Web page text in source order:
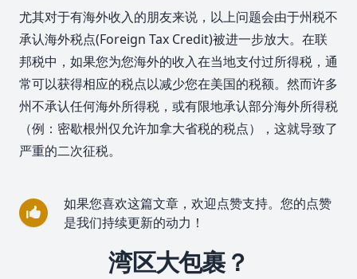
尤其对于有海外收入的朋友来说，以上问题会由于州税不
承认海外税点(Foreign Tax Credit)被进一步放大。在联
邦税中，如果您为您海外的收入在当地支付过所得税，通
常可以获得相应的税点以减少您在美国的税额。然而许多
州不承认任何海外所得税，或有限地承认部分海外所得税
（例：密歇根州仅允许加拿大省税的税点），这就导致了
严重的二次征税。
如果您喜欢这篇文章，欢迎点赞支持。您的点赞
是我们持续更新的动力！
湾区大包裹？